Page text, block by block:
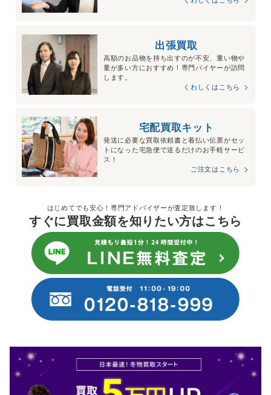
出張買取
高額のお品物を持ち出すのが不安、重い物や
量が多い方におすすめ！専門バイヤーが訪問
します。
くわしくはこちら
宅配買取キット
発送に必要な買取依頼書と着払い伝票がセッ
トになった宅急便で送るだけのお手軽サービ
ス！
ご注文はこちら
はじめてでも安心！専門アドバイザーが査定致します！
すぐに買取金額を知りたい方はこちら